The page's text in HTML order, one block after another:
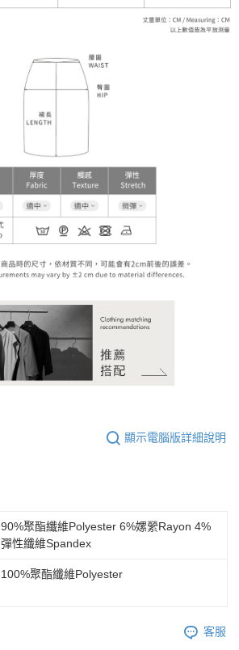
顯示電腦版詳細說明
90%聚酯纖維Polyester 6%嫘縈Rayon 4%
彈性纖維Spandex
100%聚酯纖維Polyester
客服